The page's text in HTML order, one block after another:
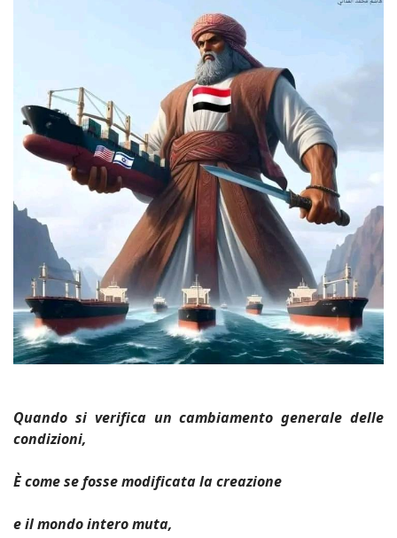
Quando si verifica un cambiamento generale delle
condizioni,
È come se fosse modificata la creazione
e il mondo intero muta,